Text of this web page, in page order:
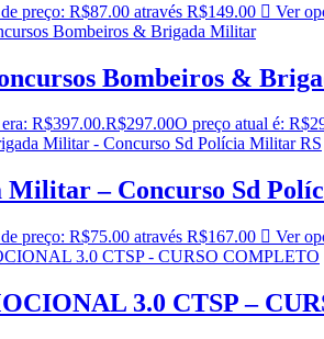
preço: R$87.00 através R$149.00 Ver
Bombeiros &
R$397.00.R$297.00O preço atual é:
Militar – Concurso Sd
preço: R$75.00 através R$167.00 Ver
3.0 CTSP –